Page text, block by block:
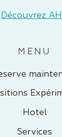
Découvrez
MENU
Hotel
Services